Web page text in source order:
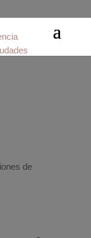
de